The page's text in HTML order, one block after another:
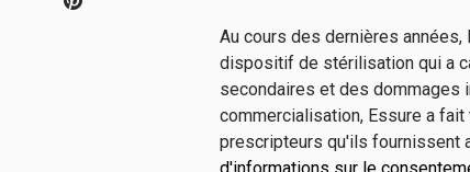
Au cours des dernières années,
dispositif de stérilisation qui a
secondaires et des dommages
commercialisation, Essure a
prescripteurs qu'ils fournissent